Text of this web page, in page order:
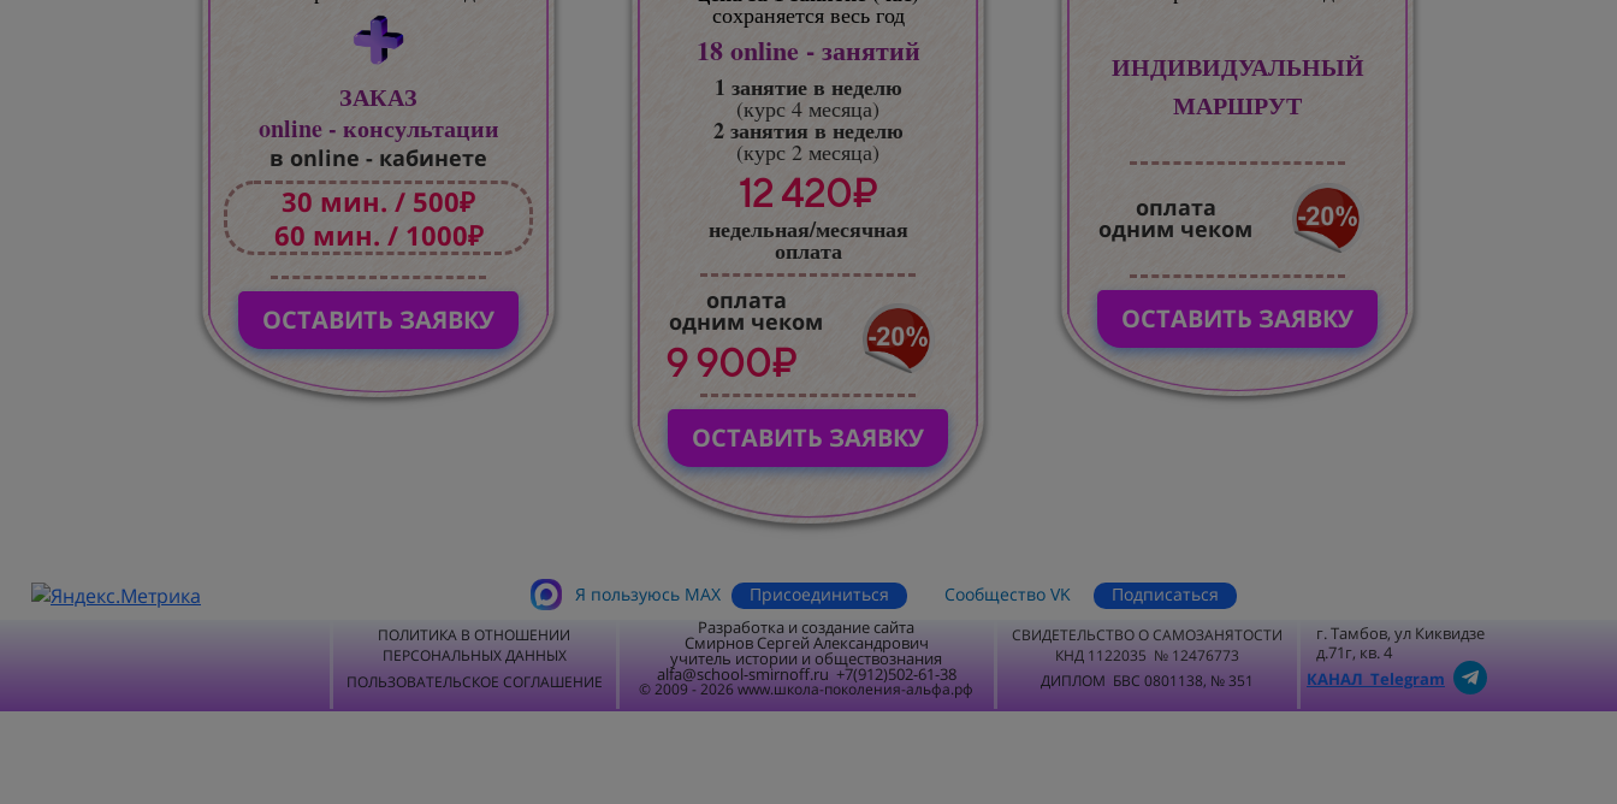
ЗАКАЗ
online - консультации
в online - кабинете
30 мин. / 500₽
60 мин. / 1000₽
ОСТАВИТЬ ЗАЯВКУ
сохраняется весь год
18online - занятий
1 занятие в неделю
(курс 4 месяца)
2 занятия в неделю
(курс 2 месяца)
12 420₽
недельная/месячная
оплата
оплата
одним чеком
9 900₽
ОСТАВИТЬ ЗАЯВКУ
ИНДИВИДУАЛЬНЫЙ
МАРШРУТ
оплата
одним чеком
ОСТАВИТЬ ЗАЯВКУ
Я пользуюсь MАХ Присоединиться Сообщество VK Подписаться
ПОЛИТИКА В ОТНОШЕНИИ
ПЕРСОНАЛЬНЫХ ДАННЫХ
ПОЛЬЗОВАТЕЛЬСКОЕ СОГЛАШЕНИЕ
Разработка и создание сайта
Смирнов Сергей Александрович
учитель истории и обществознания
alfa@school-smirnoff.ru +7(912)502-61-38
© 2009 - 2026 www.школа-поколения-альфа.рф
СВИДЕТЕЛЬСТВО О САМОЗАНЯТОСТИ
КНД 1122035 № 12476773
ДИПЛОМ БВС 0801138, № 351
г. Тамбов, ул Киквидзе
д.71г, кв. 4
КАНАЛ Telegram